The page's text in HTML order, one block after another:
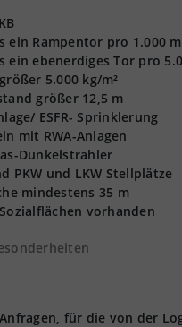
ein Rampentor pro 1.000
ein ebenerdiges Tor pro
5.000 kg/m²
größer 12,5 m
ESFR- Sprinklerung
mit RWA-Anlagen
Dunkelstrahler
PKW und LKW Stellplätze
mindestens 35 m
vorhanden
für die von der